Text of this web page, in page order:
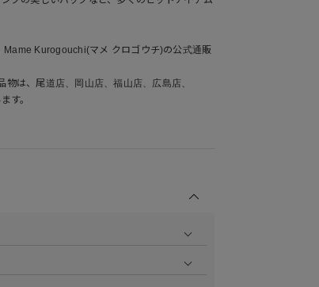
Mame Kurogouchi(マメ クロゴウチ)の公式通販
は、尾道店、岡山店、福山店、広島店、
す。